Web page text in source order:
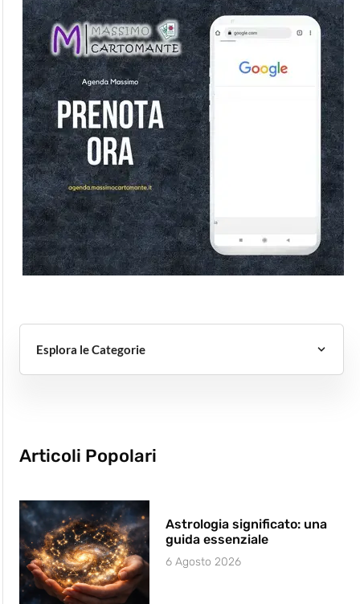
Esplora le Categorie
Articoli Popolari
Astrologia significato: una
guida essenziale
6 Agosto 2026